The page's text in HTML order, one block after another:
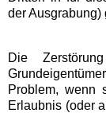
der Ausgrabung)
Die
Problem, wenn
Erlaubnis (oder